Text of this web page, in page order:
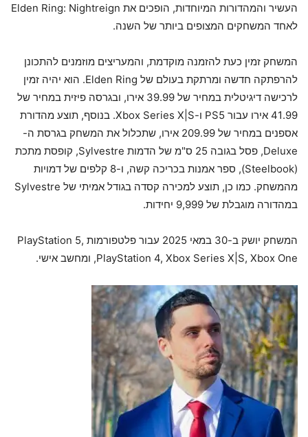
העשיר והמהדורות המיוחדות, הופכים את Elden Ring: Nightreign
לאחד המשחקים המצופים ביותר של השנה.
המשחק זמין כעת להזמנה מוקדמת, והמעריצים מוזמנים להתכונן
להרפתקה חדשה ומרתקת בעולם של Elden Ring. הוא יהיה זמין
לרכישה דיגיטלית במחיר של 39.99 אירו, ובגרסה פיזית במחיר של
41.99 אירו עבור PS5 ו-Xbox Series X|S. בנוסף, תוצע מהדורת
אספנים במחיר של 209.99 אירו, שתכלול את המשחק בגרסת ה-
Deluxe, פסל בגובה 25 ס"מ של הדמות Sylvestre, קופסת מתכת
(Steelbook), ספר אמנות בכריכה קשה, ו-8 קלפים של דמויות
מהמשחק. כמו כן, תוצע למכירה קסדה בגודל אמיתי של Sylvestre
במהדורה מוגבלת של 9,999 יחידות.
המשחק יושק ב-30 במאי 2025 עבור פלטפורמות PlayStation 5,
PlayStation 4, Xbox Series X|S, Xbox One, ומחשב אישי.